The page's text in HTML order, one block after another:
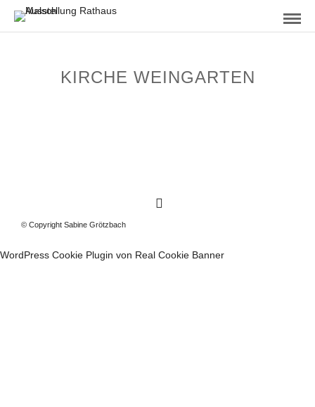
KIRCHE WEINGARTEN
© Copyright Sabine Grötzbach
WordPress Cookie Plugin von Real Cookie Banner